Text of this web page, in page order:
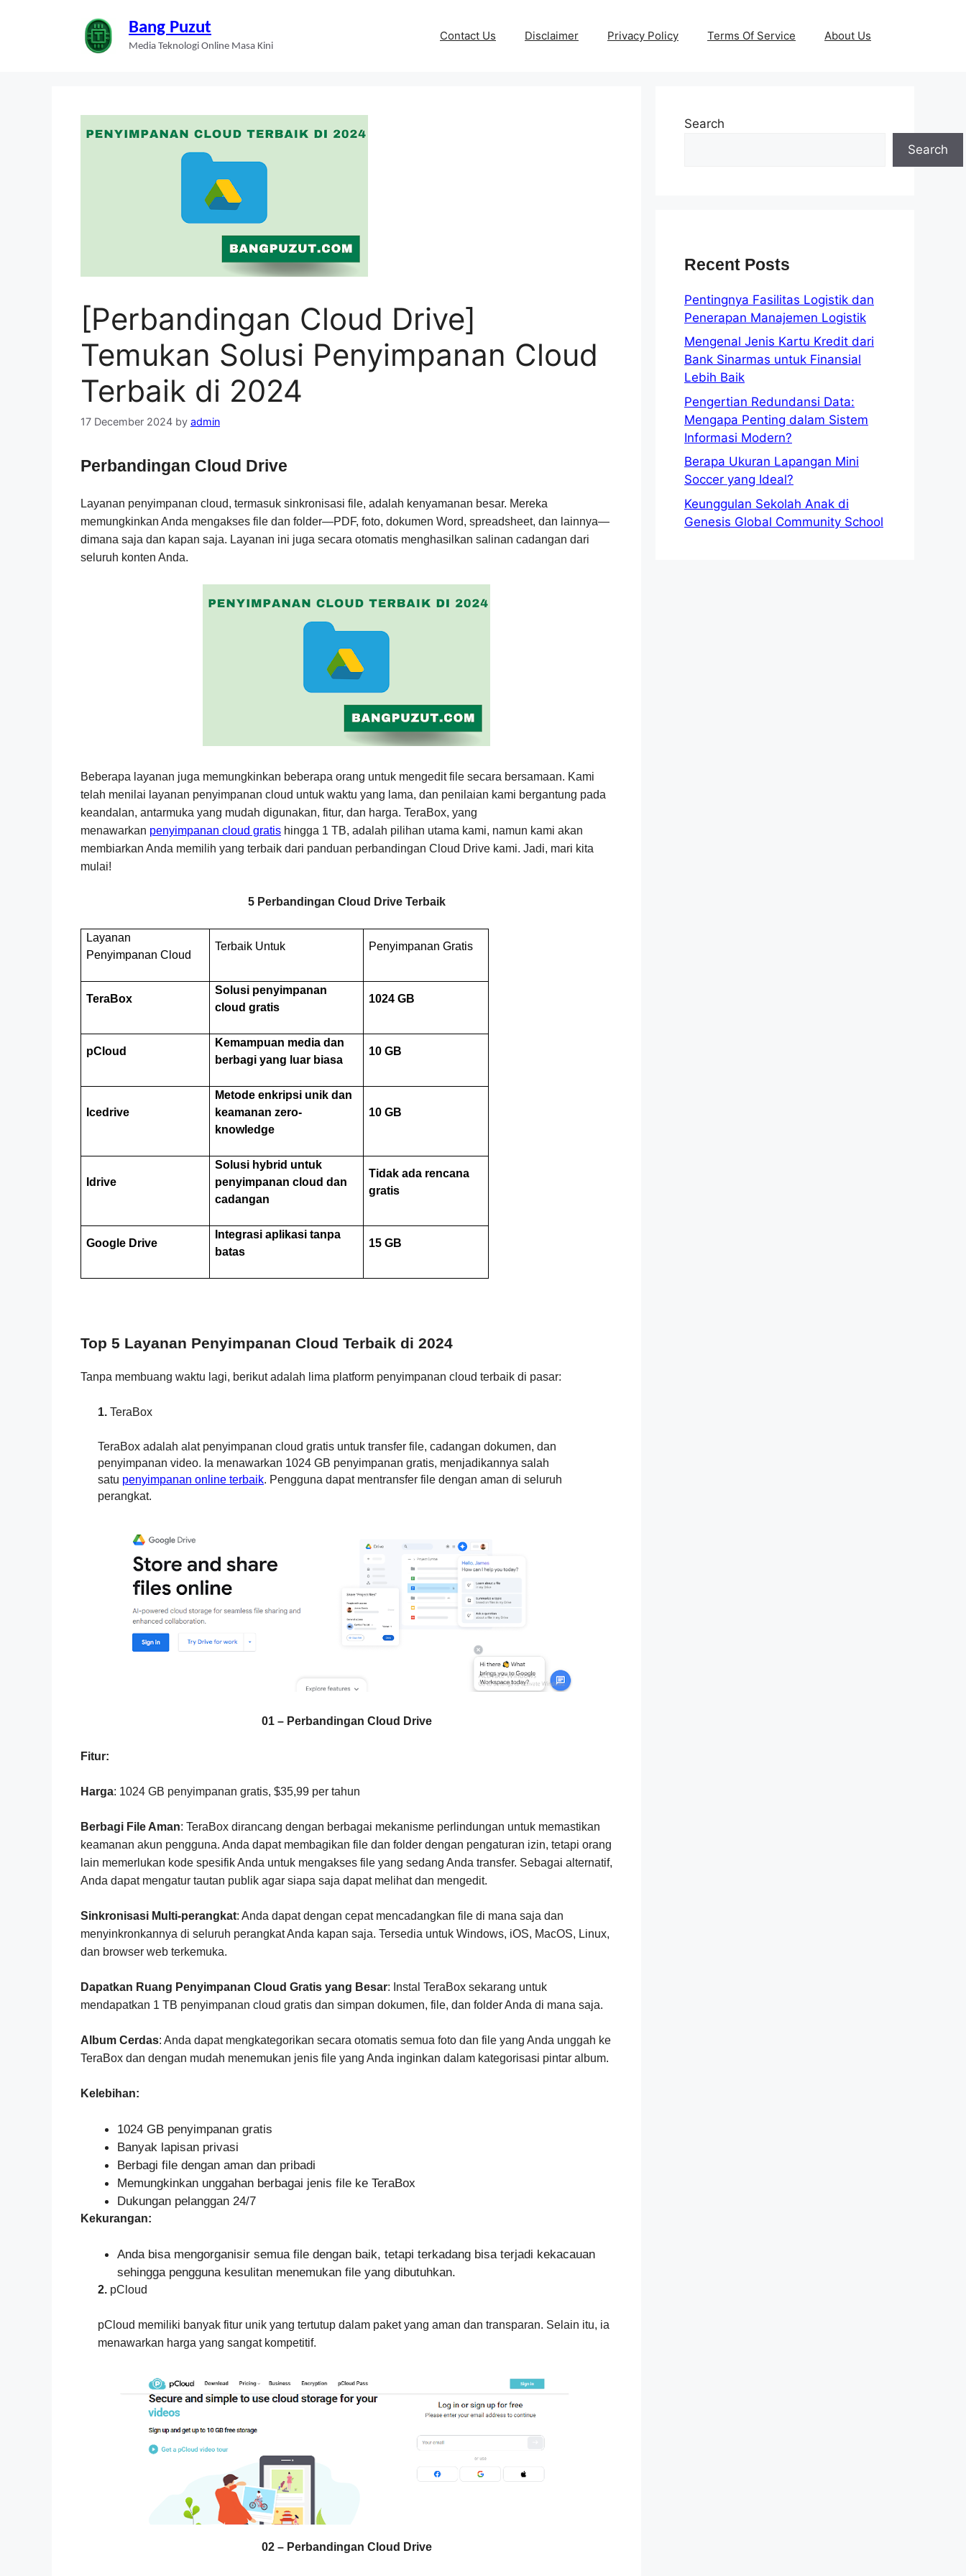
Bang Puzut
Media Teknologi Online Masa Kini
Contact Us Disclaimer Privacy Policy Terms Of Service About Us
[Perbandingan Cloud Drive]
Temukan Solusi Penyimpanan Cloud
Terbaik di 2024
17 December 2024 by admin
Perbandingan Cloud Drive
Layanan penyimpanan cloud, termasuk sinkronisasi file, adalah kenyamanan besar. Mereka
memungkinkan Anda mengakses file dan folder—PDF, foto, dokumen Word, spreadsheet, dan lainnya—
dimana saja dan kapan saja. Layanan ini juga secara otomatis menghasilkan salinan cadangan dari
seluruh konten Anda.
Beberapa layanan juga memungkinkan beberapa orang untuk mengedit file secara bersamaan. Kami
telah menilai layanan penyimpanan cloud untuk waktu yang lama, dan penilaian kami bergantung pada
keandalan, antarmuka yang mudah digunakan, fitur, dan harga. TeraBox, yang
menawarkan penyimpanan cloud gratis hingga 1 TB, adalah pilihan utama kami, namun kami akan
membiarkan Anda memilih yang terbaik dari panduan perbandingan Cloud Drive kami. Jadi, mari kita
mulai!
5 Perbandingan Cloud Drive Terbaik
Layanan
Penyimpanan Cloud
Terbaik Untuk Penyimpanan Gratis
TeraBox
Solusi penyimpanan
cloud gratis
1024 GB
pCloud
Kemampuan media dan
berbagi yang luar biasa
10 GB
Icedrive
Metode enkripsi unik dan
keamanan zero-
knowledge
10 GB
Idrive
Solusi hybrid untuk
penyimpanan cloud dan
cadangan
Tidak ada rencana
gratis
Google Drive
Integrasi aplikasi tanpa
batas
15 GB
Top 5 Layanan Penyimpanan Cloud Terbaik di 2024
Tanpa membuang waktu lagi, berikut adalah lima platform penyimpanan cloud terbaik di pasar:
1. TeraBox
TeraBox adalah alat penyimpanan cloud gratis untuk transfer file, cadangan dokumen, dan
penyimpanan video. Ia menawarkan 1024 GB penyimpanan gratis, menjadikannya salah
satu penyimpanan online terbaik. Pengguna dapat mentransfer file dengan aman di seluruh
perangkat.
01 – Perbandingan Cloud Drive
Fitur:
Harga: 1024 GB penyimpanan gratis, $35,99 per tahun
Berbagi File Aman: TeraBox dirancang dengan berbagai mekanisme perlindungan untuk memastikan
keamanan akun pengguna. Anda dapat membagikan file dan folder dengan pengaturan izin, tetapi orang
lain memerlukan kode spesifik Anda untuk mengakses file yang sedang Anda transfer. Sebagai alternatif,
Anda dapat mengatur tautan publik agar siapa saja dapat melihat dan mengedit.
Sinkronisasi Multi-perangkat: Anda dapat dengan cepat mencadangkan file di mana saja dan
menyinkronkannya di seluruh perangkat Anda kapan saja. Tersedia untuk Windows, iOS, MacOS, Linux,
dan browser web terkemuka.
Dapatkan Ruang Penyimpanan Cloud Gratis yang Besar: Instal TeraBox sekarang untuk
mendapatkan 1 TB penyimpanan cloud gratis dan simpan dokumen, file, dan folder Anda di mana saja.
Album Cerdas: Anda dapat mengkategorikan secara otomatis semua foto dan file yang Anda unggah ke
TeraBox dan dengan mudah menemukan jenis file yang Anda inginkan dalam kategorisasi pintar album.
Kelebihan:
1024 GB penyimpanan gratis
Banyak lapisan privasi
Berbagi file dengan aman dan pribadi
Memungkinkan unggahan berbagai jenis file ke TeraBox
Dukungan pelanggan 24/7
Kekurangan:
Anda bisa mengorganisir semua file dengan baik, tetapi terkadang bisa terjadi kekacauan
sehingga pengguna kesulitan menemukan file yang dibutuhkan.
2. pCloud
pCloud memiliki banyak fitur unik yang tertutup dalam paket yang aman dan transparan. Selain itu, ia
menawarkan harga yang sangat kompetitif.
02 – Perbandingan Cloud Drive
Search
Search
Recent Posts
Pentingnya Fasilitas Logistik dan
Penerapan Manajemen Logistik
Mengenal Jenis Kartu Kredit dari
Bank Sinarmas untuk Finansial
Lebih Baik
Pengertian Redundansi Data:
Mengapa Penting dalam Sistem
Informasi Modern?
Berapa Ukuran Lapangan Mini
Soccer yang Ideal?
Keunggulan Sekolah Anak di
Genesis Global Community School